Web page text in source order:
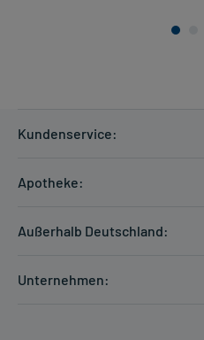
Kundenservice:
Zahlungsarten
Hilfe
Apotheke:
Außerhalb Deutschland:
Unternehmen: